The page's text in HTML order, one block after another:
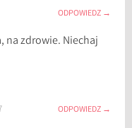
ODPOWIEDZ
na zdrowie. Niechaj
ODPOWIEDZ